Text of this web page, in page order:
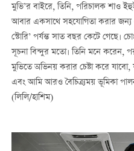
মুভি’র বাইরে, তিনি, পরিচালক শাও
আবার একসাথে সহযোগিতা করার
স্টোরি’ পর্যন্ত সাত বছর কেটে গেছে।
সূচনা বিন্দুর মতো। তিনি মনে করেন,
মুভিতে অভিনয় করার চেষ্টা করে
এবং আমি আরও বৈচিত্র্যময় ভূমিকা
(লিলি/হাশিম)